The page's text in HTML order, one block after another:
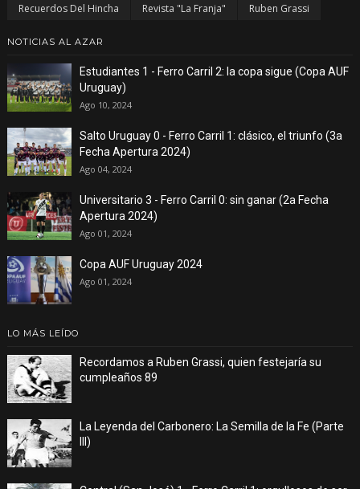
Recuerdos Del Hincha
Revista "La Franja" Ruben Grassi
NOTICIAS AL AZAR
Estudiantes 1 - Ferro Carril 2: la copa sigue (Copa AUF
Uruguay)
Ago 10, 2024
Salto Uruguay 0 - Ferro Carril 1: clásico, el triunfo (3a
Fecha Apertura 2024)
Ago 04, 2024
Universitario 3 - Ferro Carril 0: sin ganar (2a Fecha
Apertura 2024)
Ago 01, 2024
Copa AUF Uruguay 2024
Ago 01, 2024
LO MÁS LEÍDO
Recordamos a Ruben Grassi, quien festejaría su
cumpleaños 89
La Leyenda del Carbonero: La Semilla de la Fe (Parte
III)